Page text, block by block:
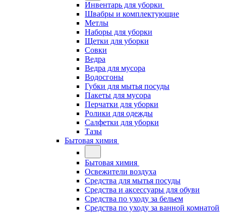
Инвентарь для уборки
Швабры и комплектующие
Метлы
Наборы для уборки
Щетки для уборки
Совки
Ведра
Ведра для мусора
Водосгоны
Губки для мытья посуды
Пакеты для мусора
Перчатки для уборки
Ролики для одежды
Салфетки для уборки
Тазы
Бытовая химия
Бытовая химия
Освежители воздуха
Средства для мытья посуды
Средства и аксессуары для обуви
Средства по уходу за бельем
Средства по уходу за ванной комнатой